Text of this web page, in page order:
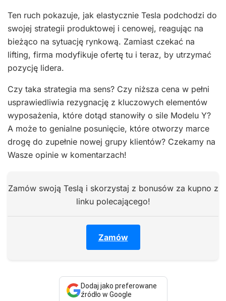
Ten ruch pokazuje, jak elastycznie Tesla podchodzi do
swojej strategii produktowej i cenowej, reagując na
bieżąco na sytuację rynkową. Zamiast czekać na
lifting, firma modyfikuje ofertę tu i teraz, by utrzymać
pozycję lidera.
Czy taka strategia ma sens? Czy niższa cena w pełni
usprawiedliwia rezygnację z kluczowych elementów
wyposażenia, które dotąd stanowiły o sile Modelu Y?
A może to genialne posunięcie, które otworzy marce
drogę do zupełnie nowej grupy klientów? Czekamy na
Wasze opinie w komentarzach!
Zamów swoją Teslą i skorzystaj z bonusów za kupno z
linku polecającego!
Zamów
Dodaj jako preferowane
źródło w Google